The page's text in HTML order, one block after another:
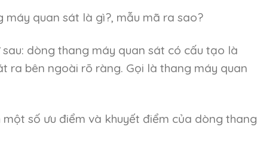
quan sát là gì?, mẫu mã ra sao?
dòng thang máy quan sát có cấu tạo là
ra bên ngoài rõ ràng. Gọi là thang máy quan
số ưu điểm và khuyết điểm của dòng thang